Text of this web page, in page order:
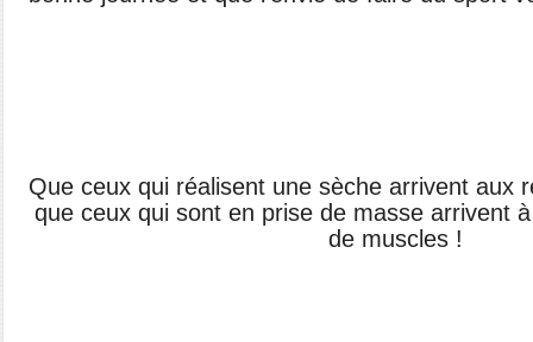
Que ceux qui réalisent une sèche arrivent aux
que ceux qui sont en prise de masse arrivent
de muscles !